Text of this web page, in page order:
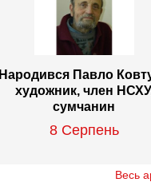
Народився Павло
художник, член
сумчанин
8 Серпень
Весь